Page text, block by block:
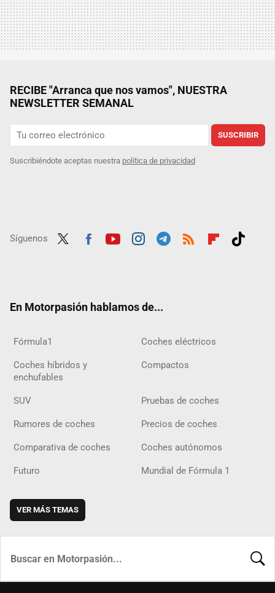
RECIBE "Arranca que nos vamos", NUESTRA
NEWSLETTER SEMANAL
SUSCRIBIR
Suscribiéndote aceptas nuestra política de privacidad
Síguenos
En Motorpasión hablamos de...
Fórmula1 Coches eléctricos
Coches híbridos y
enchufables
Compactos
SUV Pruebas de coches
Rumores de coches Precios de coches
Comparativa de coches Coches autónomos
Futuro Mundial de Fórmula 1
VER MÁS TEMAS